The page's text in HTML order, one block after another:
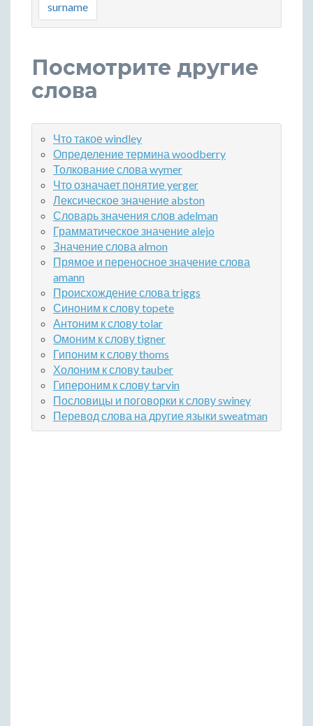
surname
Посмотрите другие
слова
Что такое windley
Определение термина woodberry
Толкование слова wymer
Что означает понятие yerger
Лексическое значение abston
Словарь значения слов adelman
Грамматическое значение alejo
Значение слова almon
Прямое и переносное значение слова
amann
Происхождение слова triggs
Синоним к слову topete
Антоним к слову tolar
Омоним к слову tigner
Гипоним к слову thoms
Холоним к слову tauber
Гипероним к слову tarvin
Пословицы и поговорки к слову swiney
Перевод слова на другие языки sweatman